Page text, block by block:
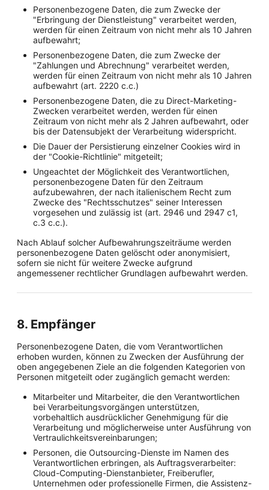
Personenbezogene Daten, die zum Zwecke der
"Erbringung der Dienstleistung" verarbeitet werden,
werden für einen Zeitraum von nicht mehr als 10 Jahren
aufbewahrt;
Personenbezogene Daten, die zum Zwecke der
"Zahlungen und Abrechnung" verarbeitet werden,
werden für einen Zeitraum von nicht mehr als 10 Jahren
aufbewahrt (art. 2220 c.c.)
Personenbezogene Daten, die zu Direct-Marketing-
Zwecken verarbeitet werden, werden für einen
Zeitraum von nicht mehr als 2 Jahren aufbewahrt, oder
bis der Datensubjekt der Verarbeitung widerspricht.
Die Dauer der Persistierung einzelner Cookies wird in
der "Cookie-Richtlinie" mitgeteilt;
Ungeachtet der Möglichkeit des Verantwortlichen,
personenbezogene Daten für den Zeitraum
aufzubewahren, der nach italienischem Recht zum
Zwecke des "Rechtsschutzes" seiner Interessen
vorgesehen und zulässig ist (art. 2946 und 2947 c1,
c.3 c.c.).
Nach Ablauf solcher Aufbewahrungszeiträume werden
personenbezogene Daten gelöscht oder anonymisiert,
sofern sie nicht für weitere Zwecke aufgrund
angemessener rechtlicher Grundlagen aufbewahrt werden.
8. Empfänger
Personenbezogene Daten, die vom Verantwortlichen
erhoben wurden, können zu Zwecken der Ausführung der
oben angegebenen Ziele an die folgenden Kategorien von
Personen mitgeteilt oder zugänglich gemacht werden:
Mitarbeiter und Mitarbeiter, die den Verantwortlichen
bei Verarbeitungsvorgängen unterstützen,
vorbehaltlich ausdrücklicher Genehmigung für die
Verarbeitung und möglicherweise unter Ausführung von
Vertraulichkeitsvereinbarungen;
Personen, die Outsourcing-Dienste im Namen des
Verantwortlichen erbringen, als Auftragsverarbeiter:
Cloud-Computing-Dienstanbieter, Freiberufler,
Unternehmen oder professionelle Firmen, die Assistenz-